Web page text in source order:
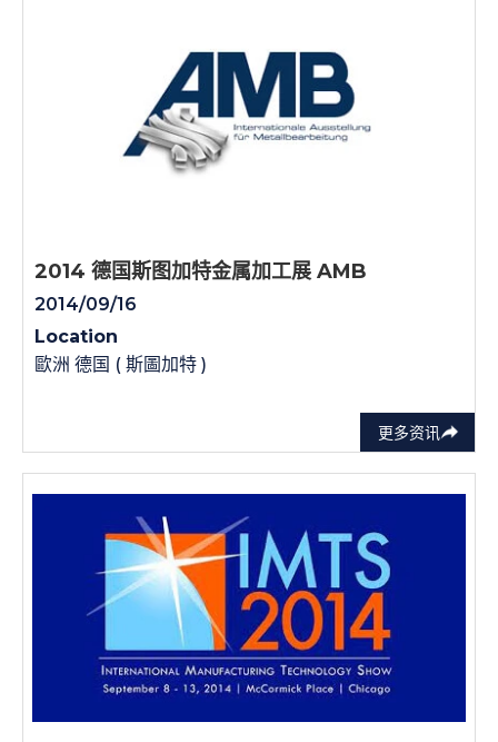
更多资讯
2014 德国斯图加特金属加工展 AMB
2014/09/16
Location
歐洲 德国 ( 斯圖加特 )